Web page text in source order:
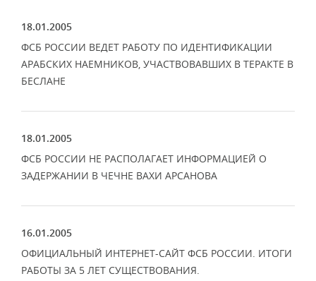
18.01.2005
ФСБ РОССИИ ВЕДЕТ РАБОТУ ПО ИДЕНТИФИКАЦИИ
АРАБСКИХ НАЕМНИКОВ, УЧАСТВОВАВШИХ В ТЕРАКТЕ В
БЕСЛАНЕ
18.01.2005
ФСБ РОССИИ НЕ РАСПОЛАГАЕТ ИНФОРМАЦИЕЙ О
ЗАДЕРЖАНИИ В ЧЕЧНЕ ВАХИ АРСАНОВА
16.01.2005
ОФИЦИАЛЬНЫЙ ИНТЕРНЕТ-САЙТ ФСБ РОССИИ. ИТОГИ
РАБОТЫ ЗА 5 ЛЕТ СУЩЕСТВОВАНИЯ.